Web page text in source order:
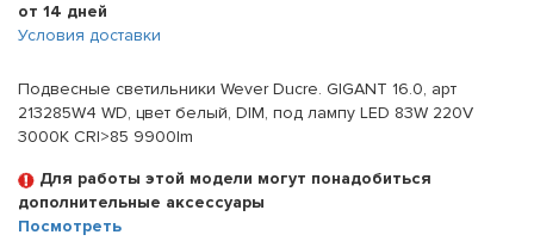
от 14 дней
Условия доставки
Подвесные светильники Wever Ducre. GIGANT 16.0, арт
213285W4 WD, цвет белый, DIM, под лампу LED 83W 220V
3000K CRI>85 9900lm
Для работы этой модели могут понадобиться
дополнительные аксессуары
Посмотреть